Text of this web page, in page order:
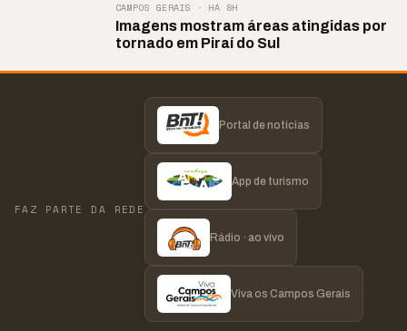
CAMPOS GERAIS · HÁ 8H
Imagens mostram áreas atingidas por
tornado em Piraí do Sul
FAZ PARTE DA REDE
Portal de notícias
App de turismo
Rádio · ao vivo
Viva os Campos Gerais